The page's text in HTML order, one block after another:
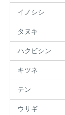
イノシシ
タヌキ
ハクビシン
キツネ
テン
ウサギ